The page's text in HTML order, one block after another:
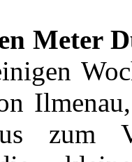
Meter
zum